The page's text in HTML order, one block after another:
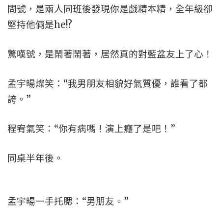
問號，是兩人同班後發現你是戲精本精，全年級卻
堅持他倆是he!?
驚嘆號，是鬧著鬧著，居然真的對藍盆友上了心！
孟宇暘燦笑：“我男朋友相貌好氣質優，誰看了都
誇。”
程宥氣笑：“你有病嗎！演上癮了是吧！”
同桌半年後。
孟宇暘一手托腮：“男朋友。”